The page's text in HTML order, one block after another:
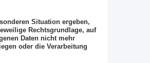
Situation ergeben,
Rechtsgrundlage, auf
Daten nicht mehr
oder die Verarbeitung